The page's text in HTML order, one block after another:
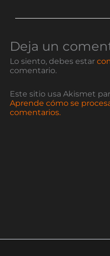
Deja un
Lo siento, debes estar
comentario.
Este sitio usa Akismet
Aprende cómo se
comentarios.